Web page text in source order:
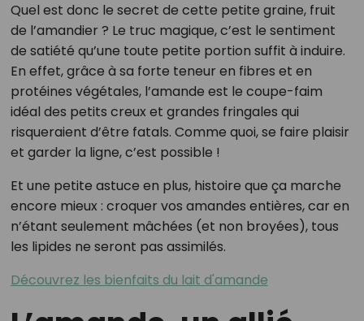
Quel est donc le secret de cette petite graine, fruit
de l’amandier ? Le truc magique, c’est le sentiment
de satiété qu’une toute petite portion suffit à induire.
En effet, grâce à sa forte teneur en fibres et en
protéines végétales, l’amande est le coupe-faim
idéal des petits creux et grandes fringales qui
risqueraient d’être fatals. Comme quoi, se faire plaisir
et garder la ligne, c’est possible !
Et une petite astuce en plus, histoire que ça marche
encore mieux : croquer vos amandes entières, car en
n’étant seulement mâchées (et non broyées), tous
les lipides ne seront pas assimilés.
Découvrez les bienfaits du lait d'amande